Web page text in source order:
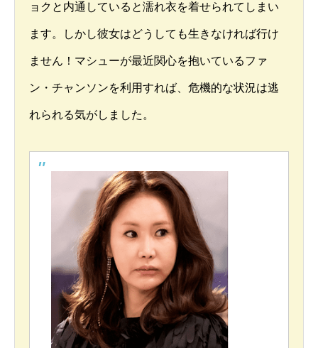
ョクと内通していると濡れ衣を着せられてしまい
ます。しかし彼女はどうしても生きなければ行け
ません！マシューが最近関心を抱いているファ
ン・チャンソンを利用すれば、危機的な状況は逃
れられる気がしました。